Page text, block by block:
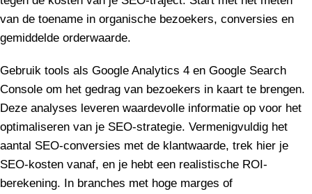
van de toename in organische bezoekers, conversies en
gemiddelde orderwaarde.
Gebruik tools als Google Analytics 4 en Google Search
Console om het gedrag van bezoekers in kaart te brengen.
Deze analyses leveren waardevolle informatie op voor het
optimaliseren van je SEO-strategie. Vermenigvuldig het
aantal SEO-conversies met de klantwaarde, trek hier je
SEO-kosten vanaf, en je hebt een realistische ROI-
berekening. In branches met hoge marges of